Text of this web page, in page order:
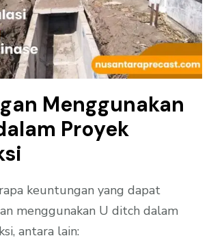
Menggunakan
Proyek
keuntungan yang dapat
menggunakan U ditch dalam
antara lain: